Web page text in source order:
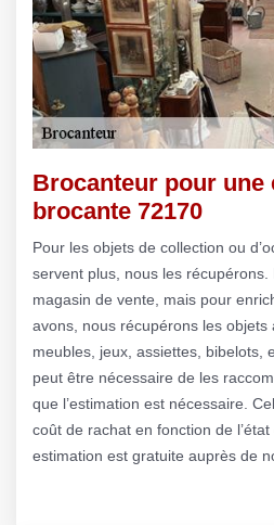
Brocanteur pour une
brocante 72170
Pour les objets de collection ou
servent plus, nous les récupérons.
magasin de vente, mais pour
avons, nous récupérons les objets
meubles, jeux, assiettes, bibelots,
peut être nécessaire de les
que l’estimation est nécessaire.
coût de rachat en fonction de l’état
estimation est gratuite auprès de